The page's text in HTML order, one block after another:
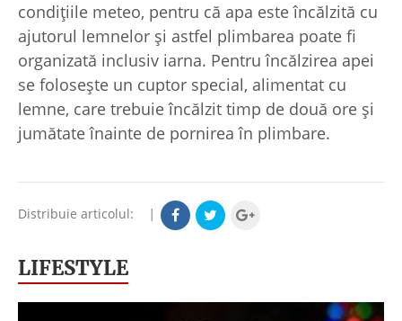
condiţiile meteo, pentru că apa este încălzită cu
ajutorul lemnelor şi astfel plimbarea poate fi
organizată inclusiv iarna. Pentru încălzirea apei
se foloseşte un cuptor special, alimentat cu
lemne, care trebuie încălzit timp de două ore şi
jumătate înainte de pornirea în plimbare.
Distribuie articolul: |
LIFESTYLE